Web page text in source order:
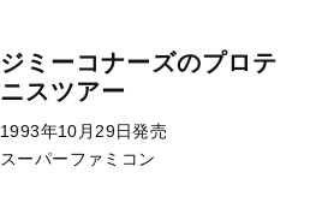
ジミーコナーズのプロテ
ニスツアー
1993年10月29日発売
スーパーファミコン